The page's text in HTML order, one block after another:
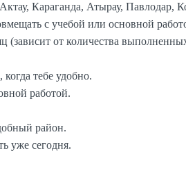
Караганда, Атырау, Павлодар,
с учебой или основной
(зависит от количества
тебе удобно.
работой.
район.
уже сегодня.